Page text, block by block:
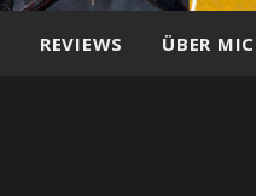
REVIEWS ÜBER